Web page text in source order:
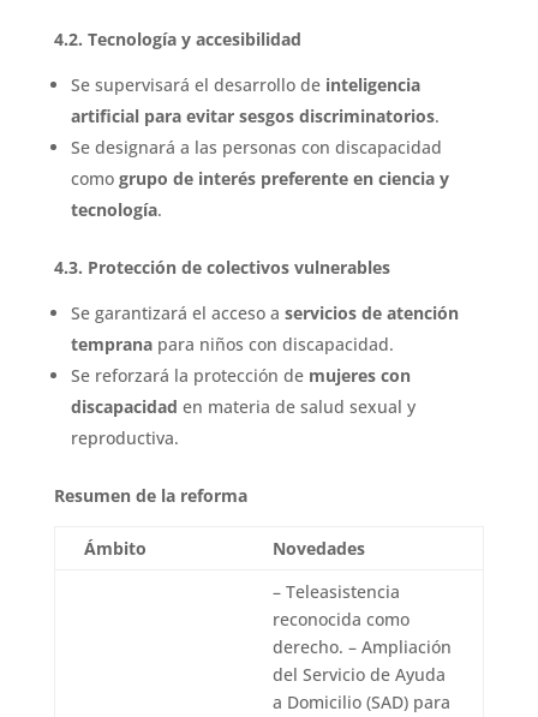
4.2. Tecnología y accesibilidad
Se supervisará el desarrollo de inteligencia
artificial para evitar sesgos discriminatorios.
Se designará a las personas con discapacidad
como grupo de interés preferente en ciencia y
tecnología.
4.3. Protección de colectivos vulnerables
Se garantizará el acceso a servicios de atención
tempranapara niños con discapacidad.
Se reforzará la protección de mujeres con
discapacidad en materia de salud sexual y
reproductiva.
Resumen de la reforma
Ámbito Novedades
– Teleasistencia
reconocida como
derecho. – Ampliación
del Servicio de Ayuda
a Domicilio (SAD) para